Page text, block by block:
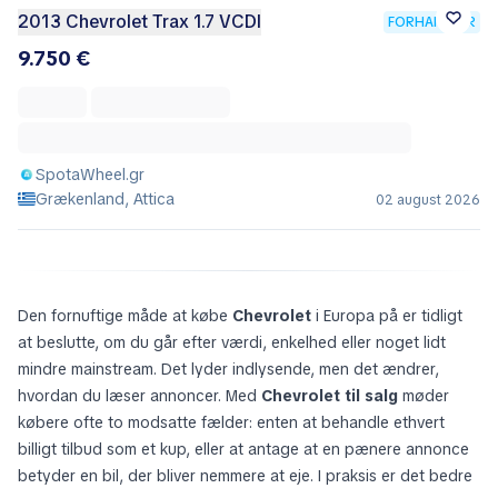
2013 Chevrolet Trax 1.7 VCDI
SpotaWheel.gr
Grækenland, Attica
02 august 2026
Den fornuftige måde at købeChevroleti Europa på er tidligt
at beslutte, om du går efter værdi, enkelhed eller noget lidt
mindre mainstream. Det lyder indlysende, men det ændrer,
hvordan du læser annoncer. MedChevrolet til salgmøder
købere ofte to modsatte fælder: enten at behandle ethvert